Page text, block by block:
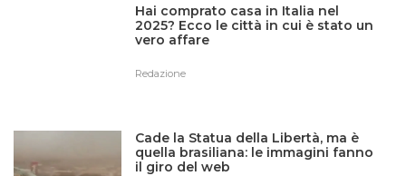
Hai comprato casa in Italia nel
2025? Ecco le città in cui è stato un
vero affare
Redazione
Cade la Statua della Libertà, ma è
quella brasiliana: le immagini fanno
il giro del web